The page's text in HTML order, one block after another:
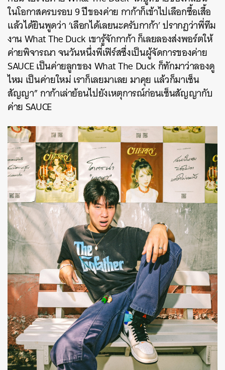
ในโอกาสครบรอบ 9 ปีของค่าย กาก้าก็เข้าไปเลือกซื้อเสื้อ
แล้วได้ยินพูดว่า ‘เลือกได้เลยนะครับกาก้า’ ปรากฏว่าพี่ทีม
งาน What The Duck เขารู้จักกาก้า ก็เลยลองส่งพอร์ตให้
ค่ายพิจารณา จนวันหนึ่งพี่เฟิร์สซึ่งเป็นผู้จัดการของค่าย
SAUCE เป็นค่ายลูกของ What The Duck ก็ทักมาว่าลองดู
ไหม เป็นค่ายใหม่ เราก็เลยมาเลย มาคุย แล้วก็มาเซ็น
สัญญา” กาก้าเล่าย้อนไปยังเหตุการณ์ก่อนเซ็นสัญญากับ
ค่าย SAUCE